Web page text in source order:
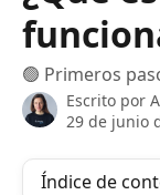
🟢 Primeros
Escrito por
29 de junio
Índice de